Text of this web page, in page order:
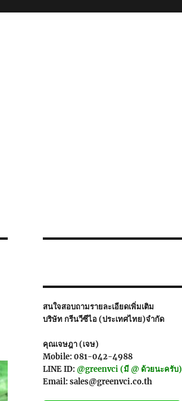
สนใจสอบถามรายละเอียดเพิ่มเติม
บริษัท กรีนวีซีไอ (ประเทศไทย)จำกัด
คุณเจษฎา (เจษ)
Mobile: 081-042-4988
LINE ID: @greenvci (มี @ ด้วยนะครับ)
Email: sales@greenvci.co.th